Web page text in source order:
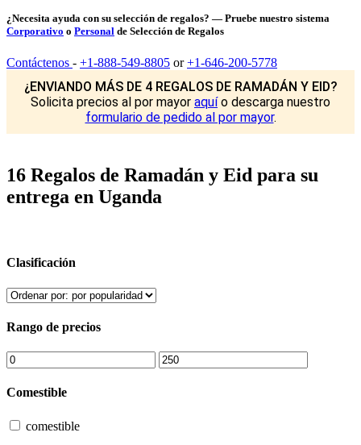
¿Necesita ayuda con su selección de regalos? — Pruebe nuestro sistema
Corporativo o Personal de Selección de Regalos
Contáctenos - +1-888-549-8805 or+1-646-200-5778
¿ENVIANDO MÁS DE 4 REGALOS DE RAMADÁN Y EID?
Solicita precios al por mayor aquío descarga nuestro
formulario de pedido al por mayor.
16 Regalos de Ramadán y Eid para su
entrega en Uganda
Clasificación
Rango de precios
Comestible
comestible